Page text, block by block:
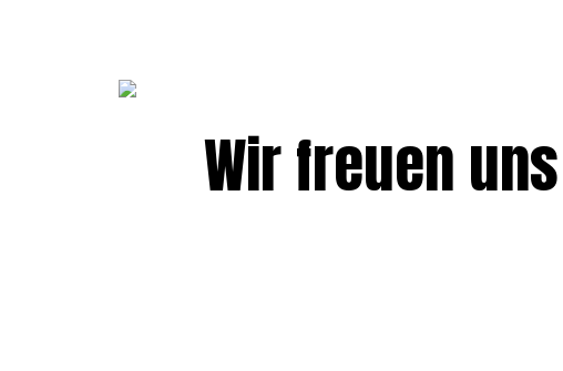
Wir freuen